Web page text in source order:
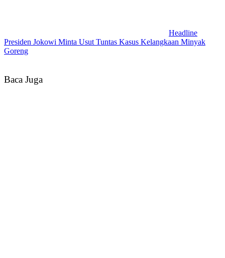
Headline
Presiden Jokowi Minta Usut Tuntas Kasus Kelangkaan Minyak
Goreng
Baca Juga